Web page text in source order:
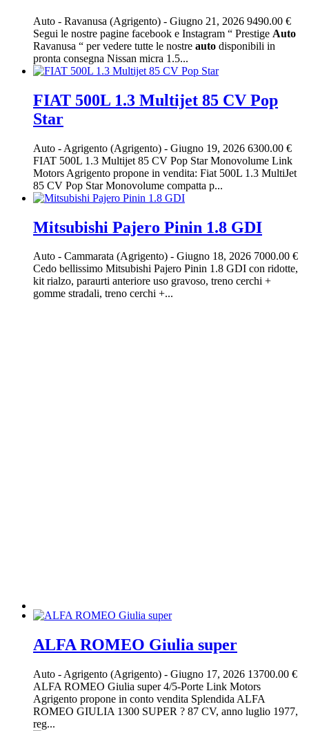
Auto - Ravanusa (Agrigento) - Giugno 21, 2026 9490.00 €
Segui le nostre pagine facebook e Instagram “ Prestige Auto
Ravanusa “ per vedere tutte le nostre auto disponibili in
pronta consegna Nissan micra 1.5...
FIAT 500L 1.3 Multijet 85 CV Pop
Star
Auto - Agrigento (Agrigento) - Giugno 19, 2026 6300.00 €
FIAT 500L 1.3 Multijet 85 CV Pop Star Monovolume Link
Motors Agrigento propone in vendita: Fiat 500L 1.3 MultiJet
85 CV Pop Star Monovolume compatta p...
Mitsubishi Pajero Pinin 1.8 GDI
Auto - Cammarata (Agrigento) - Giugno 18, 2026 7000.00 €
Cedo bellissimo Mitsubishi Pajero Pinin 1.8 GDI con ridotte,
kit rialzo, paraurti anteriore uso gravoso, treno cerchi +
gomme stradali, treno cerchi +...
ALFA ROMEO Giulia super
Auto - Agrigento (Agrigento) - Giugno 17, 2026 13700.00 €
ALFA ROMEO Giulia super 4/5-Porte Link Motors
Agrigento propone in conto vendita Splendida ALFA
ROMEO GIULIA 1300 SUPER ? 87 CV, anno luglio 1977,
reg...